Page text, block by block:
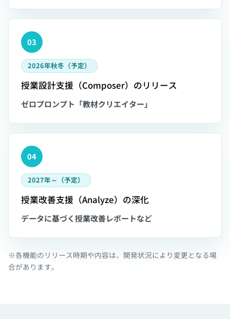
03
2026年秋冬（予定）
授業設計支援（Composer）のリリース
ゼロプロンプト「教材クリエイター」
04
2027年～（予定）
授業改善支援（Analyze）の深化
データに基づく授業改善レポートなど
※各機能のリリース時期や内容は、開発状況により変更となる場
合があります。